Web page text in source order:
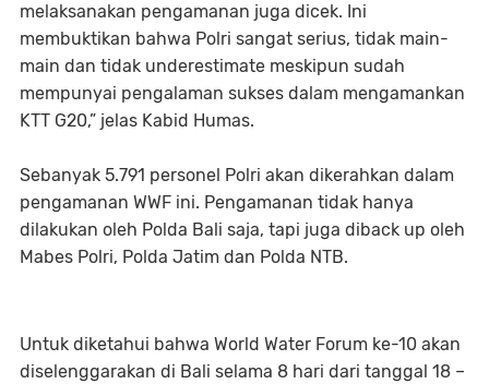
melaksanakan pengamanan juga dicek. Ini
membuktikan bahwa Polri sangat serius, tidak main-
main dan tidak underestimate meskipun sudah
mempunyai pengalaman sukses dalam mengamankan
KTT G20,” jelas Kabid Humas.
Sebanyak 5.791 personel Polri akan dikerahkan dalam
pengamanan WWF ini. Pengamanan tidak hanya
dilakukan oleh Polda Bali saja, tapi juga diback up oleh
Mabes Polri, Polda Jatim dan Polda NTB.
Untuk diketahui bahwa World Water Forum ke-10 akan
diselenggarakan di Bali selama 8 hari dari tanggal 18 –